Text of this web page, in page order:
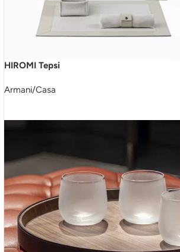
HIROMI Tepsi
Armani/Casa